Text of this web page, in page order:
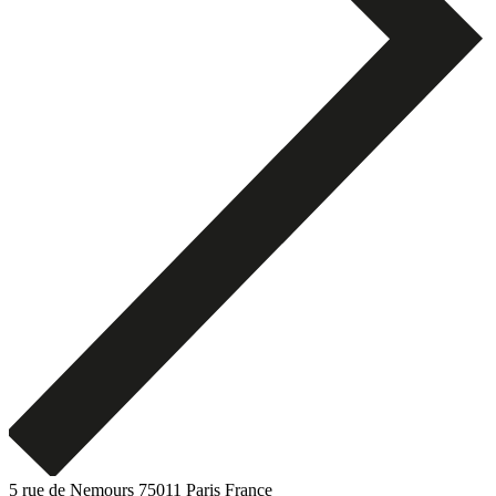
5 rue de Nemours 75011 Paris France